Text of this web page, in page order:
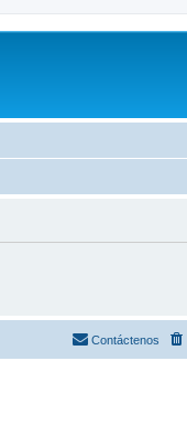
Contáctenos